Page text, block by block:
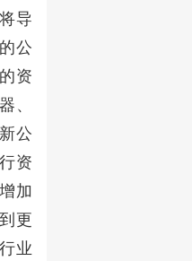
导
公
资
、
公
资
加
更
业